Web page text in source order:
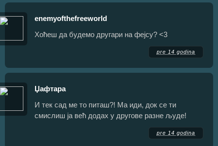
enemyofthefreeworld
Хоћеш да будемо другари на фејсу? <3
pre 14 godina
Џафтара
И тек сад ме то питаш?! Ма иди, док се ти
смислиш ја већ додах у другове разне људе!
pre 14 godina